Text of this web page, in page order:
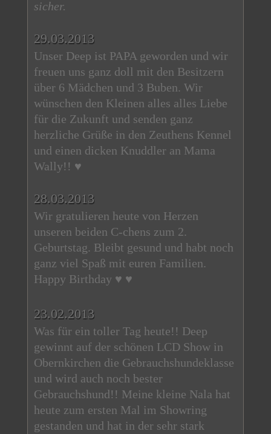
sicher.
29.03.2013
Unser Deep ist PAPA geworden und wir
freuen uns ganz doll mit den Besitzern
über 6 Mädchen und 3 Buben. Wir
wünschen den Kleinen alles alles Liebe
für die Zukunft und senden ganz
herzliche Grüße in den Zeuthens Kennel
und einen dicken Knuddler an Mama
Wally!! ♥
28.03.2013
Wir gratulieren heute von Herzen
unseren beiden C-chens zum 2.
Geburtstag. Bleibt gesund und habt noch
ganz viel Spaß mit euren Familien.
Happy Birthday ♥ ♥
23.02.2013
Was für ein toller Tag heute!! Deep
gewinnt auf der schönen LCD Show in
Obernkirchen die Gebrauchshundeklasse
und wird auch noch bester
Gebrauchshund!! Meine kleine Nala hat
heute zum ersten Mal im Showring
gestanden und hat in der sehr stark